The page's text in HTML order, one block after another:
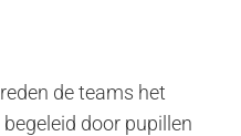
de teams het
door pupillen